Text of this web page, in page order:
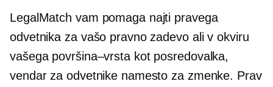
LegalMatch vam pomaga najti pravega
odvetnika za vašo pravno zadevo ali v okviru
vašega površina–vrstakot posredovalka,
vendar za odvetnike namesto za zmenke. Prav